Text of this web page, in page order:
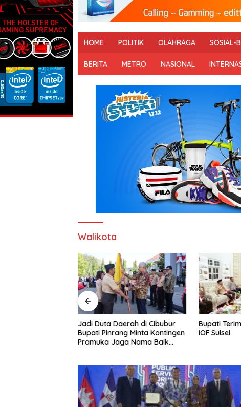
HOME POLITIK OLAHRAGA SOSIAL-
BERITA METRO NASIONAL
Walikota
Jadi Duta Daerah di Cibubur
Bupati Pinrang Minta Kontingen
Pramuka Jaga Nama Baik
Bupati
IOF Sulsel